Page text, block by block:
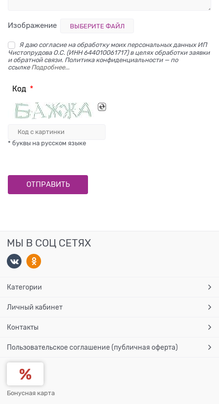
Изображение ВЫБЕРИТЕ ФАЙЛ
Я даю согласие на обработку моих персональных данных ИП
Чистопрудова О.С. (ИНН 644010061717) в целях обработки заявки
и обратной связи. Политика конфиденциальности — по
ссылке Подробнее...
Код
* буквы на русском языке
МЫ В СОЦ СЕТЯХ
Категории
Личный кабинет
Контакты
Пользовательское соглашение (публичная оферта)
Бонусная карта